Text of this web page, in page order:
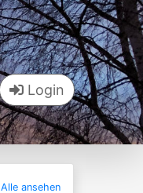
Login
Alle ansehen